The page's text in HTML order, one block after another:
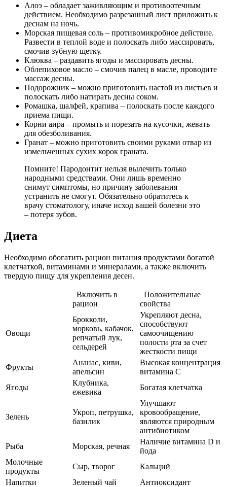
Алоэ – обладает заживляющим и противоотечным
действием. Необходимо разрезанный лист приложить к
деснам на ночь.
Морская пищевая соль – противомикробное действие.
Развести в теплой воде и полоскать либо массировать,
смочив зубную щетку.
Клюква – раздавить ягоды и массировать десны.
Облепиховое масло – смочив палец в масле, проводите
массаж десны.
Подорожник – можно приготовить настой из листьев и
полоскать либо натирать десны соком.
Ромашка, шалфей, крапива – полоскать после каждого
приема пищи.
Корни аира – промыть и порезать на кусочки, жевать
для обезболивания.
Гранат – можно приготовить своими руками отвар из
измельченных сухих корок граната.
Помните! Пародонтит нельзя вылечить только
народными средствами. Они лишь временно
снимут симптомы, но причину заболевания
устранить не смогут. Обязательно обратитесь к
врачу стоматологу, иначе исход вашей болезни это
– потеря зубов.
Диета
Необходимо обогатить рацион питания продуктами богатой
клетчаткой, витаминами и минералами, а также включить
твердую пищу для укрепления десен.
Включить в
рацион
Положительные
свойства
Овощи
Брокколи,
морковь, кабачок,
репчатый лук,
сельдерей
Укрепляют десна,
способствуют
самоочищению
полости рта за счет
жесткости пищи
Фрукты
Ананас, киви,
апельсин
Высокая концентрация
витамина С
Ягоды
Клубника,
ежевика
Богатая клетчатка
Зелень
Укроп, петрушка,
базилик
Улучшают
кровообращение,
являются природным
антибиотиком
Рыба
Морская, речная
Наличие витамина D и
йода
Молочные
продукты
Сыр, творог
Кальций
Напитки
Зеленый чай Антиоксидант